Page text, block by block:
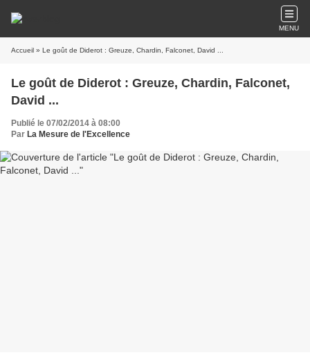
MENU
Accueil » Le goût de Diderot : Greuze, Chardin, Falconet, David ...
Le goût de Diderot : Greuze, Chardin, Falconet,
David ...
Publié le 07/02/2014 à 08:00
Par La Mesure de l'Excellence